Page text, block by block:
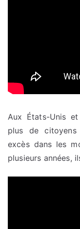
Aux États-Unis
plus de citoyens
excès dans les
plusieurs années,